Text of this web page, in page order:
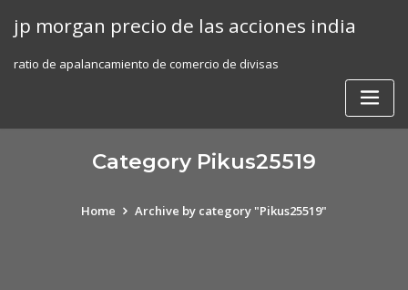
jp morgan precio de las acciones india
ratio de apalancamiento de comercio de divisas
Category Pikus25519
Home Archive by category "Pikus25519"